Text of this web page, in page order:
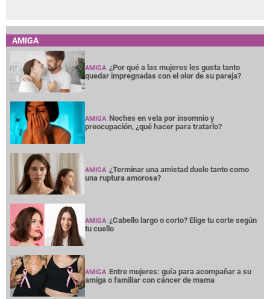
AMIGA
AMIGA ¿Por qué a las mujeres les gusta tanto
quedar impregnadas con el olor de su pareja?
AMIGA Noches en vela por insomnio y
preocupación, ¿qué hacer para tratarlo?
AMIGA ¿Terminar una amistad duele tanto como
una ruptura amorosa?
AMIGA ¿Cabello largo o corto? Elige tu corte según
tu cuello
AMIGA Entre mujeres: guía para acompañar a su
amiga o familiar con cáncer de mama